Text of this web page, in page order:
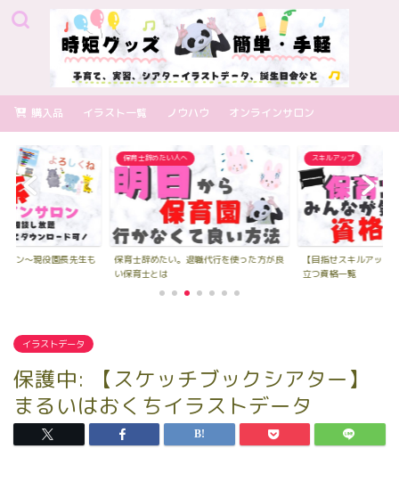
購入品 イラスト一覧 ノウハウ オンラインサロン
ロン～現役園長先生も
保育士辞めたい人へ
保育士辞めたい。退職代行を使った方が良
い保育士とは
スキルアップ
【目指せスキルアップ
立つ資格一覧
イラストデータ
保護中: 【スケッチブックシアター】
まるいはおくちイラストデータ